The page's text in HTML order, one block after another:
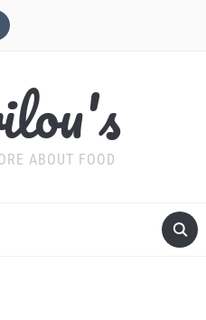
ABOUT FOOD